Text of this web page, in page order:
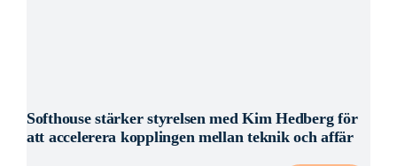
Softhouse stärker styrelsen med Kim Hedberg för
att accelerera kopplingen mellan teknik och affär